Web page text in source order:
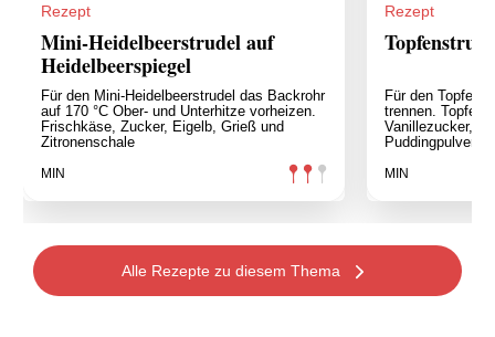
Rezept
Mini-Heidelbeerstrudel auf
Heidelbeerspiegel
Für den Mini-Heidelbeerstrudel das Backrohr
auf 170 °C Ober- und Unterhitze vorheizen.
Frischkäse, Zucker, Eigelb, Grieß und
Zitronenschale
MIN
Rezept
Für den
trennen. Topfen,
Vanillezucker,
Puddingpulver
MIN
Alle Rezepte zu diesem Thema